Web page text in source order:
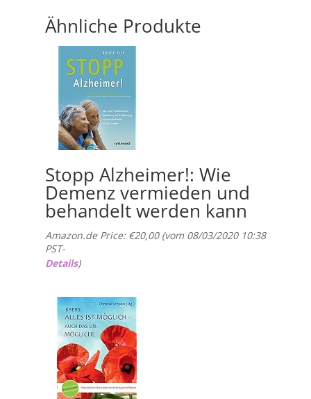
Ähnliche Produkte
Stopp Alzheimer!: Wie
Demenz vermieden und
behandelt werden kann
Amazon.de Price: €20,00(vom 08/03/2020 10:38
PST-
Details)